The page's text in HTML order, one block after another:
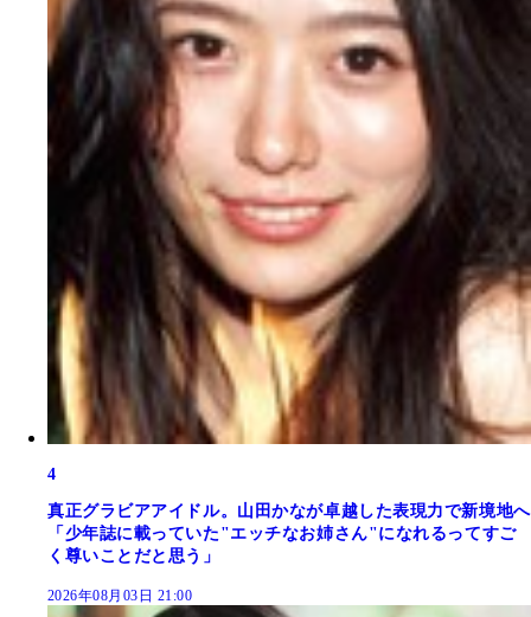
4
真正グラビアアイドル。山田かなが卓越した表現力で新境地へ
「少年誌に載っていた"エッチなお姉さん"になれるってすご
く尊いことだと思う」
2026年08月03日 21:00